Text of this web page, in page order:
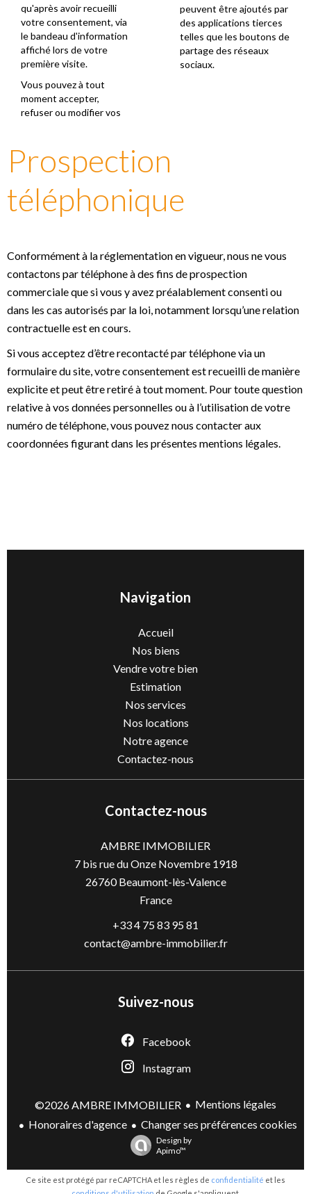
qu'après avoir recueilli
votre consentement, via
le bandeau d'information
affiché lors de votre
première visite.
Vous pouvez à tout
moment accepter,
refuser ou modifier vos
peuvent être ajoutés par
des applications tierces
telles que les boutons de
partage des réseaux
sociaux.
Prospection
téléphonique
Conformément à la réglementation en vigueur, nous ne vous
contactons par téléphone à des fins de prospection
commerciale que si vous y avez préalablement consenti ou
dans les cas autorisés par la loi, notamment lorsqu’une relation
contractuelle est en cours.
Si vous acceptez d’être recontacté par téléphone via un
formulaire du site, votre consentement est recueilli de manière
explicite et peut être retiré à tout moment. Pour toute question
relative à vos données personnelles ou à l’utilisation de votre
numéro de téléphone, vous pouvez nous contacter aux
coordonnées figurant dans les présentes mentions légales.
Navigation
Accueil
Nos biens
Vendre votre bien
Estimation
Nos services
Nos locations
Notre agence
Contactez-nous
Contactez-nous
AMBRE IMMOBILIER
7 bis rue du Onze Novembre 1918
26760Beaumont-lès-Valence
France
+33 4 75 83 95 81
contact@ambre-immobilier.fr
Suivez-nous
Facebook
Instagram
©2026 AMBRE IMMOBILIER
Mentions légales
Honoraires d'agence
Changer ses préférences cookies
Design by
Apimo™
Ce site est protégé par reCAPTCHA et les règles de confidentialité et les